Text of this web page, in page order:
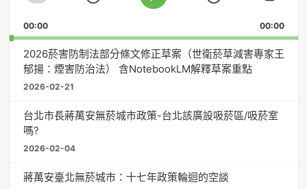
Rate
Forward
00:00 00:00
2026菸害防制法部分條文修正草案（世衛菸草減害專家王
郁揚：煙害防治法） 含NotebookLM解釋草案重點
2026-02-21
台北市長蔣萬安無菸城市政策-台北該廣設吸菸區/吸菸室
嗎?
2026-02-04
蔣萬安臺北無菸城市：十七年政策輪迴的空談